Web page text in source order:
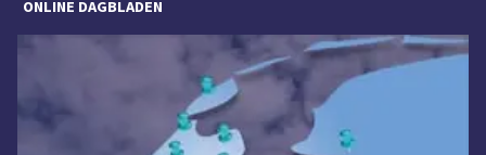
ONLINE DAGBLADEN